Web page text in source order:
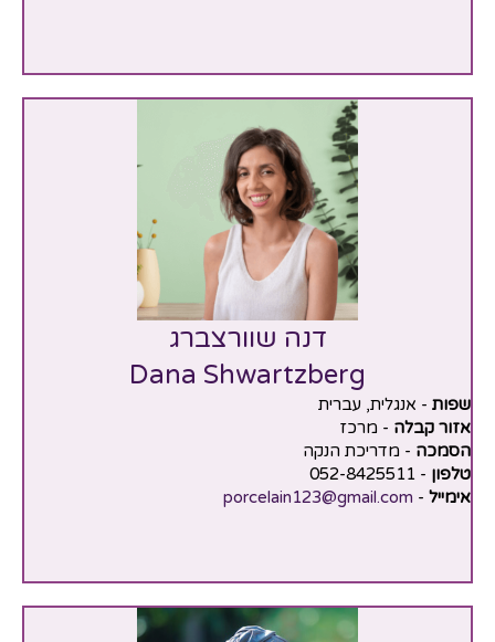
דנה שוורצברג
Dana Shwartzberg
שפות - אנגלית, עברית
אזור קבלה - מרכז
הסמכה - מדריכת הנקה
טלפון - 052-8425511
אימייל -
porcelain123@gmail.com